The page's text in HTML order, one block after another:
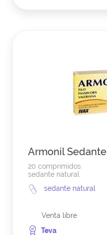
Armonil Sedante
20 comprimidos
sedante natural
sedante natural
Venta libre
Teva